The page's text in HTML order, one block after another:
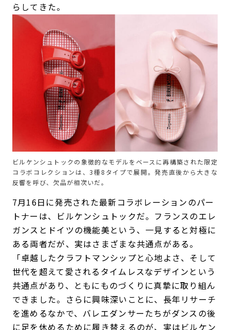
らしてきた。
ビルケンシュトックの象徴的なモデルをベースに再構築された限定
コラボコレクションは、3種8タイプで展開。発売直後から大きな
反響を呼び、欠品が相次いだ。
7月16日に発売された最新コラボレーションのパー
トナーは、ビルケンシュトックだ。フランスのエレ
ガンスとドイツの機能美という、一見すると対極に
ある両者だが、実はさまざまな共通点がある。
「卓越したクラフトマンシップと心地よさ、そして
世代を超えて愛されるタイムレスなデザインという
共通点があり、ともにものづくりに真摯に取り組ん
できました。さらに興味深いことに、長年リサーチ
を進めるなかで、バレエダンサーたちがダンスの後
に足を休めるために履き替えるのが、実はビルケン